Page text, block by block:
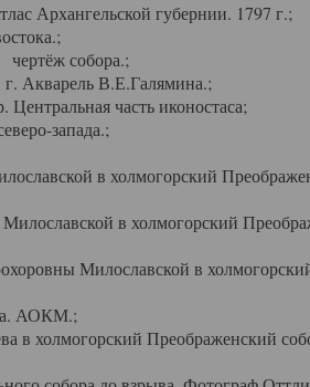
Архангельской губернии. 1797 г.;
собора.;
Акварель В.Е.Галямина.;
часть иконостаса;
запада.;
в холмогорский
в холмогорский
Милославской в
АОКМ.;
в холмогорский Преображенский